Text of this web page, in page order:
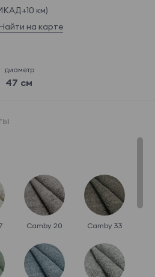
км)
Найти на карте
диаметр
47 см
Camby 20 Camby 33